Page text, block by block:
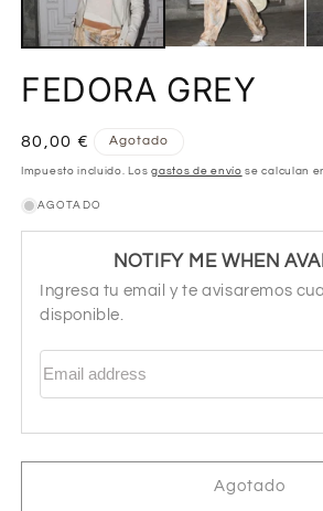
modal
FEDORA GREY
Precio
habitual
80,00 € Agotado
Impuesto incluido. Losgastos de envío se calculan
AGOTADO
NOTIFY ME WHEN
Ingresa tu email y te avisaremos
disponible.
Agotado